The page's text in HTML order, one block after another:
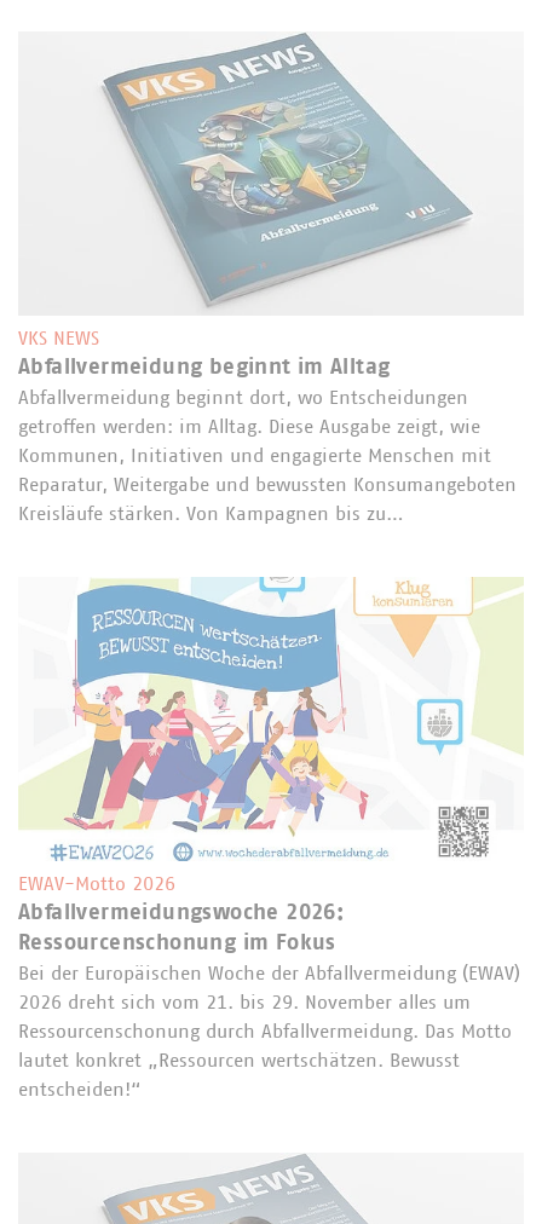
VKS NEWS
Abfallvermeidung beginnt im Alltag
Abfallvermeidung beginnt dort, wo Entscheidungen
getroffen werden: im Alltag. Diese Ausgabe zeigt, wie
Kommunen, Initiativen und engagierte Menschen mit
Reparatur, Weitergabe und bewussten Konsumangeboten
Kreisläufe stärken. Von Kampagnen bis zu…
EWAV-Motto 2026
Abfallvermeidungswoche 2026:
Ressourcenschonung im Fokus
Bei der Europäischen Woche der Abfallvermeidung (EWAV)
2026 dreht sich vom 21. bis 29. November alles um
Ressourcenschonung durch Abfallvermeidung. Das Motto
lautet konkret „Ressourcen wertschätzen. Bewusst
entscheiden!“